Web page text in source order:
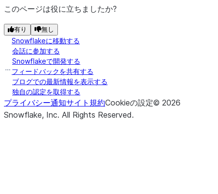
このページは役に立ちましたか?
有り 無し
Snowflakeに移動する
会話に参加する
Snowflakeで開発する
フィードバックを共有する
ブログでの最新情報を表示する
独自の認定を取得する
プライバシー通知サイト規約Cookieの設定© 2026
Snowflake, Inc. All Rights Reserved.